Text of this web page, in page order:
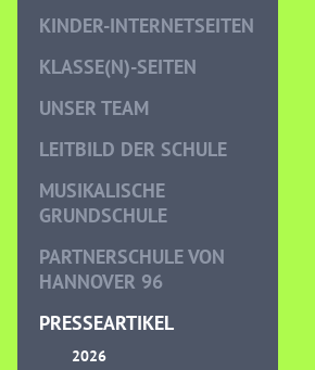
KINDER-INTERNETSEITEN
KLASSE(N)-SEITEN
UNSER TEAM
LEITBILD DER SCHULE
MUSIKALISCHE
GRUNDSCHULE
PARTNERSCHULE VON
HANNOVER 96
PRESSEARTIKEL
2026